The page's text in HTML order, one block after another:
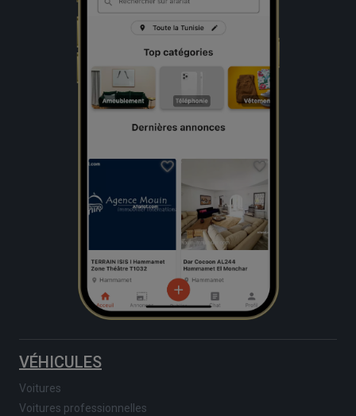
VÉHICULES
Voitures
Voitures professionnelles